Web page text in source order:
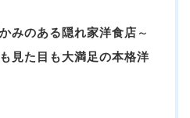
みのある隠れ家洋食店 ～
見た目も大満足の本格洋